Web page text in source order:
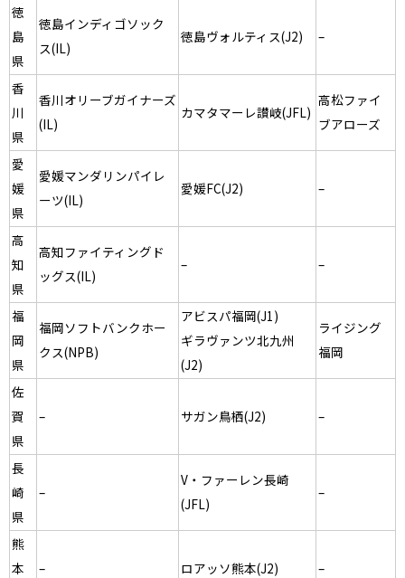
徳
島
県
徳島インディゴソック
ス(IL)
徳島ヴォルティス(J2) –
香
川
県
香川オリーブガイナーズ
(IL)
カマタマーレ讃岐(JFL)
高松ファイ
ブアローズ
愛
媛
県
愛媛マンダリンパイレ
ーツ(IL)
愛媛FC(J2) –
高
知
県
高知ファイティングド
ッグス(IL)
– –
福
岡
県
福岡ソフトバンクホー
クス(NPB)
アビスパ福岡(J1)
ギラヴァンツ北九州
(J2)
ライジング
福岡
佐
賀
県
– サガン鳥栖(J2) –
長
崎
県
–
V・ファーレン長崎
(JFL)
–
熊
本
– ロアッソ熊本(J2) –